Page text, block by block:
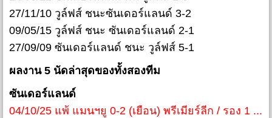
27/11/10 วูล์ฟส์ ชนะซันเดอร์แลนด์ 3-2
09/05/15 วูล์ฟส์ ชนะ ซันเดอร์แลนด์ 2-1
27/09/09 ซันเดอร์แลนด์ ชนะ วูล์ฟส์ 5-1
ผลงาน 5 นัดล่าสุดของทั้งสองทีม
ซันเดอร์แลนด์
04/10/25 แพ้ แมนฯยู 0-2 (เยือน) พรีเมียร์ลีก / รอง 1 ...